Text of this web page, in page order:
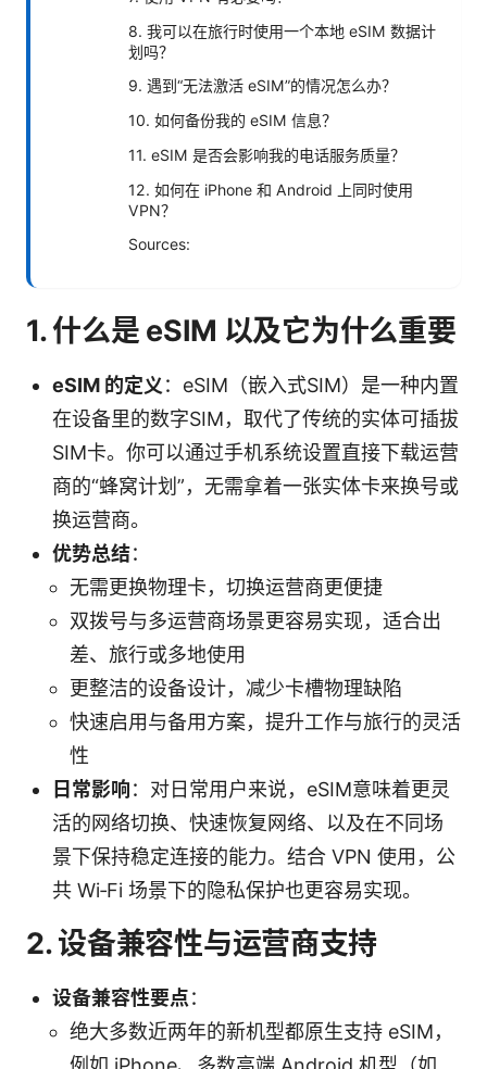
8. 我可以在旅行时使用一个本地 eSIM 数据计
划吗？
9. 遇到“无法激活 eSIM”的情况怎么办？
10. 如何备份我的 eSIM 信息？
11. eSIM 是否会影响我的电话服务质量？
12. 如何在 iPhone 和 Android 上同时使用
VPN？
Sources:
1. 什么是 eSIM 以及它为什么重要
eSIM 的定义 ：eSIM（嵌入式SIM）是一种内置
在设备里的数字SIM，取代了传统的实体可插拔
SIM卡。你可以通过手机系统设置直接下载运营
商的“蜂窝计划”，无需拿着一张实体卡来换号或
换运营商。
优势总结：
无需更换物理卡，切换运营商更便捷
双拨号与多运营商场景更容易实现，适合出
差、旅行或多地使用
更整洁的设备设计，减少卡槽物理缺陷
快速启用与备用方案，提升工作与旅行的灵活
性
日常影响：对日常用户来说，eSIM意味着更灵
活的网络切换、快速恢复网络、以及在不同场
景下保持稳定连接的能力。结合 VPN 使用，公
共 Wi‑Fi 场景下的隐私保护也更容易实现。
2. 设备兼容性与运营商支持
设备兼容性要点：
绝大多数近两年的新机型都原生支持 eSIM，